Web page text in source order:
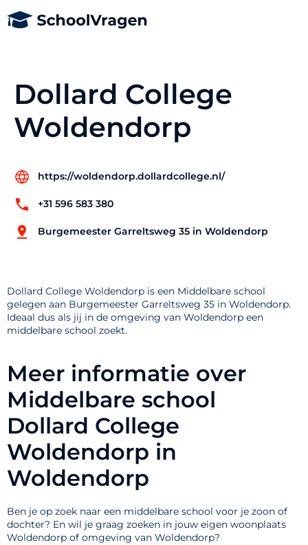
Dollard College
Woldendorp
https://woldendorp.dollardcollege.nl/
+31 596 583 380
Burgemeester Garreltsweg 35 in Woldendorp
Dollard College Woldendorp is een Middelbare school
gelegen aan Burgemeester Garreltsweg 35 in Woldendorp.
Ideaal dus als jij in de omgeving van Woldendorp een
middelbare school zoekt.
Meer informatie over
Middelbare school
Dollard College
Woldendorp in
Woldendorp
Ben je op zoek naar een middelbare school voor je zoon of
dochter? En wil je graag zoeken in jouw eigen woonplaats
Woldendorp of omgeving van Woldendorp?